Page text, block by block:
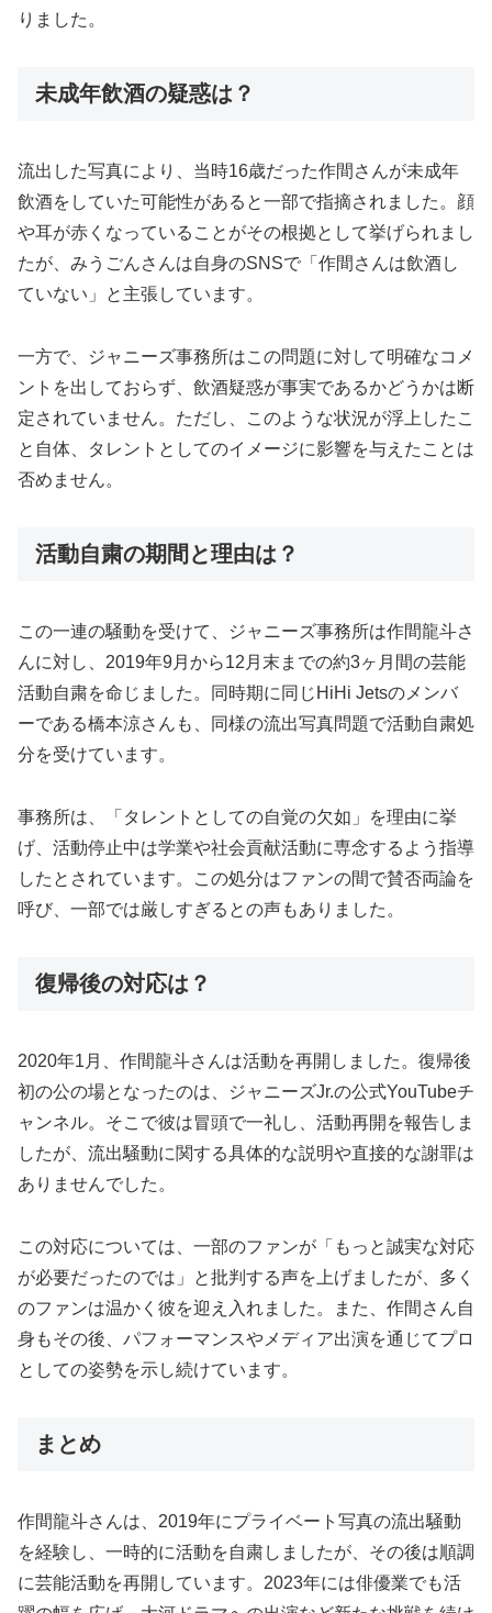
りました。
未成年飲酒の疑惑は？
流出した写真により、当時16歳だった作間さんが未成年
飲酒をしていた可能性があると一部で指摘されました。顔
や耳が赤くなっていることがその根拠として挙げられまし
たが、みうごんさんは自身のSNSで「作間さんは飲酒し
ていない」と主張しています。
一方で、ジャニーズ事務所はこの問題に対して明確なコメ
ントを出しておらず、飲酒疑惑が事実であるかどうかは断
定されていません。ただし、このような状況が浮上したこ
と自体、タレントとしてのイメージに影響を与えたことは
否めません。
活動自粛の期間と理由は？
この一連の騒動を受けて、ジャニーズ事務所は作間龍斗さ
んに対し、2019年9月から12月末までの約3ヶ月間の芸能
活動自粛を命じました。同時期に同じHiHi Jetsのメンバ
ーである橋本涼さんも、同様の流出写真問題で活動自粛処
分を受けています。
事務所は、「タレントとしての自覚の欠如」を理由に挙
げ、活動停止中は学業や社会貢献活動に専念するよう指導
したとされています。この処分はファンの間で賛否両論を
呼び、一部では厳しすぎるとの声もありました。
復帰後の対応は？
2020年1月、作間龍斗さんは活動を再開しました。復帰後
初の公の場となったのは、ジャニーズJr.の公式YouTubeチ
ャンネル。そこで彼は冒頭で一礼し、活動再開を報告しま
したが、流出騒動に関する具体的な説明や直接的な謝罪は
ありませんでした。
この対応については、一部のファンが「もっと誠実な対応
が必要だったのでは」と批判する声を上げましたが、多く
のファンは温かく彼を迎え入れました。また、作間さん自
身もその後、パフォーマンスやメディア出演を通じてプロ
としての姿勢を示し続けています。
まとめ
作間龍斗さんは、2019年にプライベート写真の流出騒動
を経験し、一時的に活動を自粛しましたが、その後は順調
に芸能活動を再開しています。2023年には俳優業でも活